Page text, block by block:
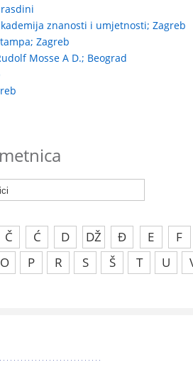
znanosti i umjetnosti; Zagreb
Zagreb
Mosse A D.; Beograd
Č Ć D DŽ Đ E
F
O P R S Š T U